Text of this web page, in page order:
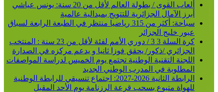
ألعاب القوى / بطولة العالم لأقل من 20 سنة: يونس عياشي
أبرز الآمال الجزائرية للتتويج بميدالية عالمية
سباحة: أكثر من 315 رياضيا منتظر في الطبعة الرابعة لسباق
عبور خليج الجزائر
كرة السلة 3 3 / دوري الأمم لفئة لأقل من 23 سنة : المنتخب
الجزائري /ذكور/ يحقق فوزا ثانيا و يدعم مركزه في الصدارة
اللجنة التقنية الوطنية تجتمع يوم الخميس لدراسة المواصفات
المطلوبة في المدرب الوطني الجديد
الرابطة الثانية 2026-2027: اجتماع تنسيقي للرابطة الوطنية
للهواة متبوع بسحب قرعة الرزنامة يوم الأحد المقبل